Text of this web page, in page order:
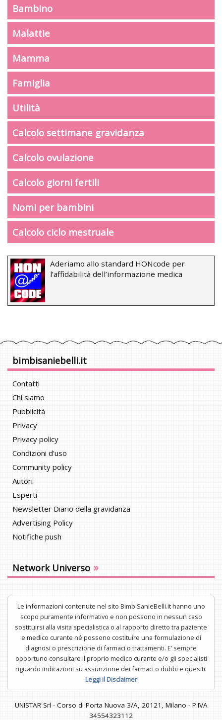
Bambino
Malattie
Mamma
Famiglia
Utilità
Calcolo settimane gravidanza
Calcolo ovulazione
Calcolo giorni fertili
Nomi per bambini
Calcolo ciclo mestruale
Aderiamo allo standard HONcode per
l’affidabilità dell’informazione medica
bimbisaniebelli.it
Contatti
Chi siamo
Pubblicità
Privacy
Privacy policy
Condizioni d'uso
Community policy
Autori
Esperti
Newsletter Diario della gravidanza
Advertising Policy
Notifiche push
Network Universo »
Le informazioni contenute nel sito BimbiSanieBelli.it hanno uno
scopo puramente informativo e non possono in nessun caso
sostituirsi alla visita specialistica o al rapporto diretto tra paziente
e medico curante né possono costituire una formulazione di
diagnosi o prescrizione di farmaci o trattamenti. E’ sempre
opportuno consultare il proprio medico curante e/o gli specialisti
riguardo indicazioni su assunzione dei farmaci o dubbi e quesiti.
Leggi il Disclaimer
UNISTAR Srl - Corso di Porta Nuova 3/A, 20121, Milano - P.IVA
34554323112